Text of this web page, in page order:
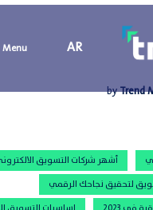
AR
Menu
byTrend
أشهر شركات التسويق
لتحقيق نجاحك الرقمي